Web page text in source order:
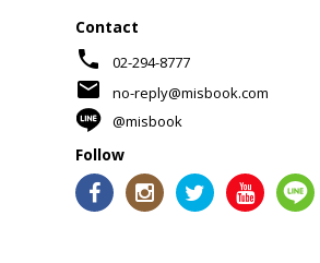
Contact
phone 02-294-8777
mail
no-reply@misbook.com
@misbook
Follow